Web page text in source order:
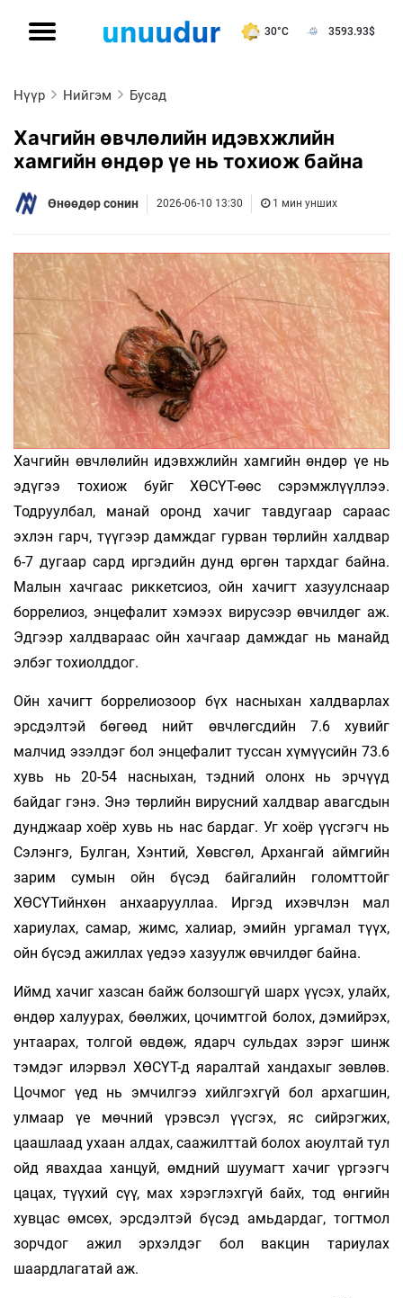
30°C 3593.93$
Нүүр Нийгэм Бусад
Хачгийн өвчлөлийн идэвхжлийн
хамгийн өндөр үе нь тохиож байна
Өнөөдөр сонин 2026-06-10 13:30 1 мин унших
Хачгийн өвчлөлийн идэвхжлийн хамгийн өндөр үе нь
эдүгээ тохиож буйг ХӨСҮТ-өөс сэрэмжлүүллээ.
Тодруулбал, манай оронд хачиг тавдугаар сараас
эхлэн гарч, түүгээр дамждаг гурван төрлийн халдвар
6-7 дугаар сард иргэдийн дунд өргөн тархдаг байна.
Малын хачгаас риккетсиоз, ойн хачигт хазуулснаар
боррелиоз, энцефалит хэмээх вирусээр өв­чилдөг аж.
Эдгээр халдвараас ойн хачгаар дамждаг нь манайд
элбэг тохиолддог.
Ойн хачигт боррелиозоор бүх насныхан халдварлах
эрсдэлтэй бөгөөд нийт өвч­лөгсдийн 7.6 хувийг
малчид эзэлдэг бол энцефалит туссан хүмүүсийн 73.6
хувь нь 20-54 насныхан, тэдний олонх нь эр­чүүд
байдаг гэнэ. Энэ төрлийн вирусний халдвар авагсдын
дунджаар хоёр хувь нь нас бардаг. Уг хоёр үүсгэгч нь
Сэлэнгэ, Булган, Хэнтий, Хөвсгөл, Архангай аймгийн
зарим сумын ойн бүсэд байгалийн голомттойг
ХӨСҮТийнхөн анхаарууллаа. Иргэд ихэвчлэн мал
хариулах, самар, жимс, халиар, эмийн ургамал түүх,
ойн бү­сэд ажил­лах үедээ хазуулж өвчилдөг байна.
Иймд хачиг хазсан байж болзошгүй шарх үүсэх, улайх,
өндөр халуурах, бөөлжих, цочимтгой болох, дэмийрэх,
унтаарах, толгой өвдөж, ядарч сульдах зэрэг шинж
тэмдэг илэрвэл ХӨСҮТ-д яаралтай хандахыг зөвлөв.
Цочмог үед нь эмчилгээ хийлгэхгүй бол архагшин,
улмаар үе мөчний үрэвсэл үүсгэх, яс сийрэгжих,
цаашлаад ухаан алдах, саажилттай болох аюултай тул
ойд явахдаа ханцуй, өмдний шуумагт хачиг үргээгч
цацах, түүхий сүү, мах хэрэглэхгүй байх, тод өнгийн
хувцас өмсөх, эрсдэлтэй бүсэд амьдардаг, тогтмол
зорчдог ажил эрхэлдэг бол вакцин тариулах
шаардлагатай аж.